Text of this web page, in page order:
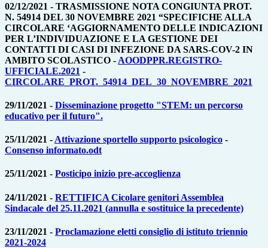
02/12/2021 - TRASMISSIONE NOTA CONGIUNTA PROT.
N. 54914 DEL 30 NOVEMBRE 2021 “SPECIFICHE ALLA
CIRCOLARE ‘AGGIORNAMENTO DELLE INDICAZIONI
PER L’INDIVIDUAZIONE E LA GESTIONE DEI
CONTATTI DI CASI DI INFEZIONE DA SARS-COV-2 IN
AMBITO SCOLASTICO - AOODPPR.REGISTRO-
UFFICIALE.2021 -
CIRCOLARE_PROT._54914_DEL_30_NOVEMBRE_2021
29/11/2021 - Disseminazione progetto "STEM: un percorso
educativo per il futuro".
25/11/2021 - Attivazione sportello supporto psicologico -
Consenso informato.odt
25/11/2021 - Posticipo inizio pre-accoglienza
24/11/2021 - RETTIFICA Cicolare genitori Assemblea
Sindacale del 25.11.2021 (annulla e sostituice la precedente)
23/11/2021 - Proclamazione eletti consiglio di istituto triennio
2021-2024